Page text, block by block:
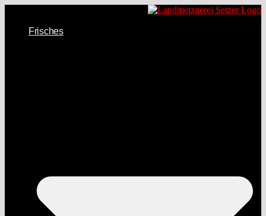
Frisches